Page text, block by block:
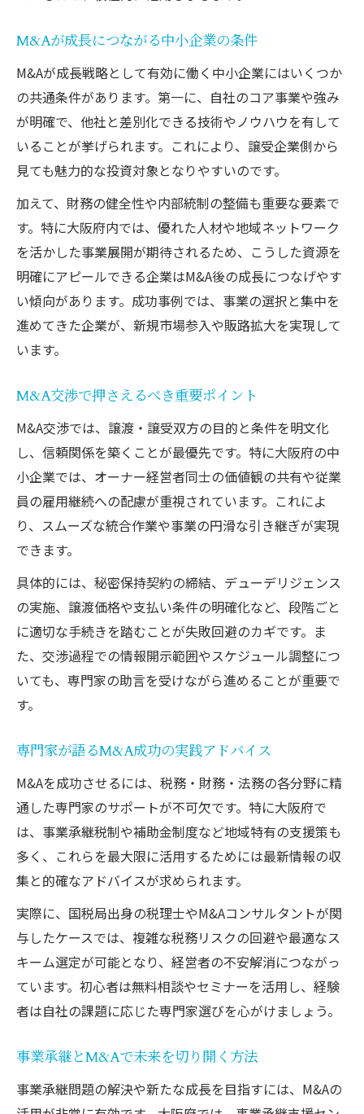
M&Aが成長につながる中小企業の条件
M&Aが成長戦略として有効に働く中小企業にはいくつか
の共通条件があります。第一に、自社のコア事業や強み
が明確で、他社と差別化できる技術やノウハウを有して
いることが挙げられます。これにより、譲受企業側から
見ても魅力的な投資対象となりやすいのです。
加えて、財務の健全性や内部統制の整備も重要な要素で
す。特に大阪府内では、優れた人材や地域ネットワーク
を活かした事業展開が期待されるため、こうした資源を
明確にアピールできる企業はM&A後の成長につなげやす
い傾向があります。成功事例では、事業の選択と集中を
進めてきた企業が、新規市場参入や販路拡大を実現して
います。
M&A交渉で押さえるべき重要ポイント
M&A交渉では、譲渡・譲受双方の目的と条件を明文化
し、信頼関係を築くことが最優先です。特に大阪府の中
小企業では、オーナー経営者同士の価値観の共有や従業
員の雇用継続への配慮が重視されています。これによ
り、スムーズな統合作業や事業の円滑な引き継ぎが実現
できます。
具体的には、秘密保持契約の締結、デューデリジェンス
の実施、譲渡価格や支払い条件の明確化など、段階ごと
に適切な手続きを踏むことが失敗回避のカギです。ま
た、交渉過程での情報開示範囲やスケジュール調整につ
いても、専門家の助言を受けながら進めることが重要で
す。
専門家が語るM&A成功の実践アドバイス
M&Aを成功させるには、税務・財務・法務の各分野に精
通した専門家のサポートが不可欠です。特に大阪府で
は、事業承継税制や補助金制度など地域特有の支援策も
多く、これらを最大限に活用するためには最新情報の収
集と的確なアドバイスが求められます。
実際に、国税局出身の税理士やM&Aコンサルタントが関
与したケースでは、複雑な税務リスクの回避や最適なス
キーム選定が可能となり、経営者の不安解消につながっ
ています。初心者は無料相談やセミナーを活用し、経験
者は自社の課題に応じた専門家選びを心がけましょう。
事業承継とM&Aで未来を切り開く方法
事業承継問題の解決や新たな成長を目指すには、M&Aの